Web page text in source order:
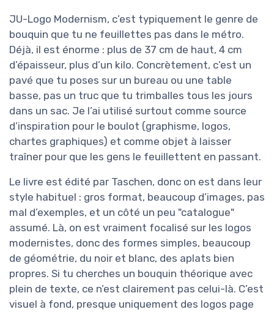
JU-Logo Modernism, c’est typiquement le genre de
bouquin que tu ne feuillettes pas dans le métro.
Déjà, il est énorme : plus de 37 cm de haut, 4 cm
d’épaisseur, plus d’un kilo. Concrètement, c’est un
pavé que tu poses sur un bureau ou une table
basse, pas un truc que tu trimballes tous les jours
dans un sac. Je l’ai utilisé surtout comme source
d’inspiration pour le boulot (graphisme, logos,
chartes graphiques) et comme objet à laisser
traîner pour que les gens le feuillettent en passant.
Le livre est édité par Taschen, donc on est dans leur
style habituel : gros format, beaucoup d’images, pas
mal d’exemples, et un côté un peu "catalogue"
assumé. Là, on est vraiment focalisé sur les logos
modernistes, donc des formes simples, beaucoup
de géométrie, du noir et blanc, des aplats bien
propres. Si tu cherches un bouquin théorique avec
plein de texte, ce n’est clairement pas celui-là. C’est
visuel à fond, presque uniquement des logos page